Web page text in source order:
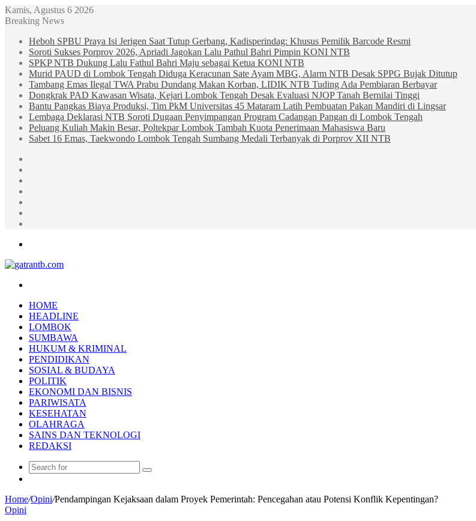
Kamis, Agustus 6 2026
Breaking News
Heboh SPBU Praya Isi Jerigen Saat Tutup Gerbang, Kadisperindag: Khusus Pemilik Barcode Resmi
Soroti Sukses Porprov 2026, Apriadi Jagokan Lalu Pathul Bahri Pimpin KONI NTB
SPKP NTB Dukung Lalu Fathul Bahri Maju sebagai Ketua KONI NTB
Murid PAUD di Lombok Tengah Diduga Keracunan Sate Ayam MBG, Alarm NTB Desak SPPG Bujak Ditutup
Tambang Emas Ilegal TWA Prabu Dundang Makan Korban, LIDIK NTB Tuding Ada Pembiaran Berbayar
Dongkrak PAD Kawasan Wisata, Kejari Lombok Tengah Desak Evaluasi NJOP Tanah Bernilai Tinggi
Bantu Pangkas Biaya Produksi, Tim PkM Universitas 45 Mataram Latih Pembuatan Pakan Mandiri di Lingsar
Lembaga Deklarasi NTB Soroti Dugaan Penyimpangan Program Cadangan Pangan di Lombok Tengah
Peluang Kuliah Makin Besar, Poltekpar Lombok Tambah Kuota Penerimaan Mahasiswa Baru
Sabet 16 Emas, Taekwondo Lombok Tengah Sumbang Medali Terbanyak di Porprov XII NTB
HOME
HEADLINE
LOMBOK
SUMBAWA
HUKUM & KRIMINAL
PENDIDIKAN
SOSIAL & BUDAYA
POLITIK
EKONOMI DAN BISNIS
PARIWISATA
KESEHATAN
OLAHRAGA
SAINS DAN TEKNOLOGI
REDAKSI
Search
Home/Opini/Pendampingan Kejaksaan dalam Proyek Pemerintah: Pencegahan atau Potensi Konflik Kepentingan?
Opini